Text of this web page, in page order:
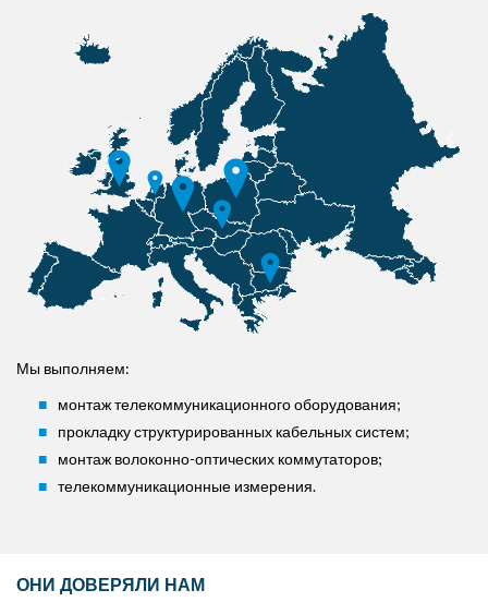
Мы выполняем:
монтаж телекоммуникационного оборудования;
прокладку структурированных кабельных систем;
монтаж волоконно-оптических коммутаторов;
телекоммуникационные измерения.
ОНИ ДОВЕРЯЛИ НАМ